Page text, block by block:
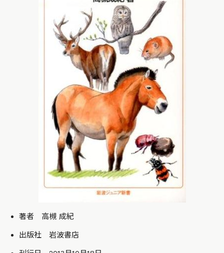
著者 高槻 成紀
出版社 岩波書店